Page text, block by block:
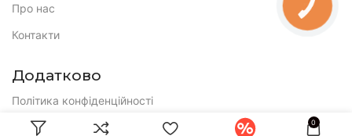
Про нас
Контакти
Додатково
Політика конфіденційності
Публічна оферта
0
КНОПКА
ЗВ'ЯЗКУ